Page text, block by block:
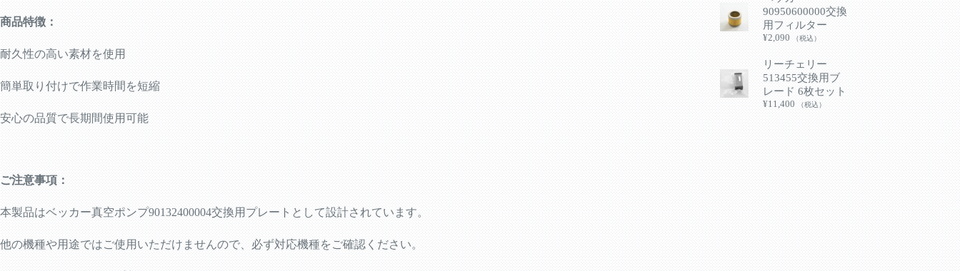
商品特徴：
耐久性の高い素材を使用
簡単取り付けで作業時間を短縮
安心の品質で長期間使用可能
ご注意事項：
本製品はベッカー真空ポンプ90132400004交換用プレートとして設計されています。
他の機種や用途ではご使用いただけませんので、必ず対応機種をご確認ください。
90950600000交換
用フィルター
¥2,090 （税込）
リーチェリー
513455交換用ブ
レード 6枚セット
¥11,400 （税込）